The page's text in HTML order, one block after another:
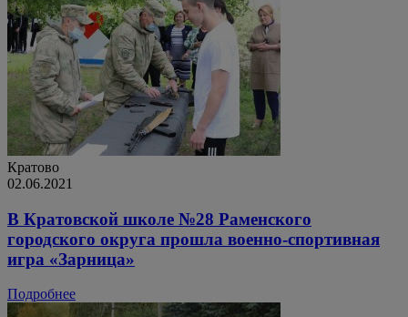
Кратово
02.06.2021
В Кратовской школе №28 Раменского
городского округа прошла военно-спортивная
игра «Зарница»
Подробнее